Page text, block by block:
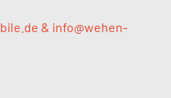
& info@wehen-